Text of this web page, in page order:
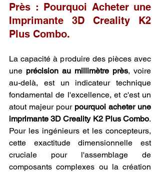
Près : Pourquoi Acheter une
Imprimante 3D Creality K2
Plus Combo.
La capacité à produire des pièces avec
une précision au millimètre près, voire
au-delà, est un indicateur technique
fondamental de l'excellence, et c'est un
atout majeur pour pourquoi acheter une
imprimante 3D Creality K2 Plus Combo.
Pour les ingénieurs et les concepteurs,
cette exactitude dimensionnelle est
cruciale pour l'assemblage de
composants complexes ou la création